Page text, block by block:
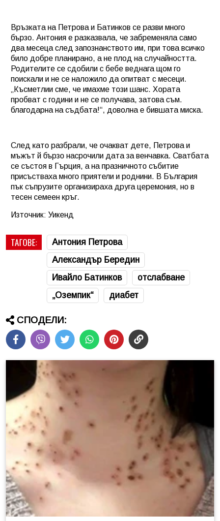
Връзката на Петрова и Батинков се разви много
бързо. Антония е разказвала, че забременяла само
два месеца след запознанството им, при това всичко
било добре планирано, а не плод на случайността.
Родителите се сдобили с бебе веднага щом го
поискали и не се наложило да опитват с месеци.
„Късметлии сме, че имахме този шанс. Хората
пробват с години и не се получава, затова съм.
благодарна на съдбата!“, доволна е бившата миска.
След като разбрали, че очакват дете, Петрова и
мъжът й бързо насрочили дата за венчавка. Сватбата
се състоя в Гърция, а на празничното събитие
присъстваха много приятели и роднини. В България
пък съпрузите организираха друга церемония, но в
тесен семеен кръг.
Източник: Уикенд
ТАГОВЕ:
Антония Петрова
Александър Бередин
Ивайло Батинков
отслабване
„Оземпик“
диабет
СПОДЕЛИ: